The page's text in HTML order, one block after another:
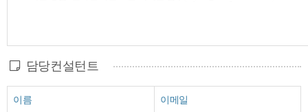
담당컨설턴트
이름
이메일